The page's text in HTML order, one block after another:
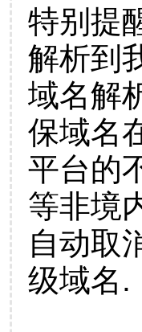
特别提
解析到
域名解
保域名
平台的
等非境
自动取
级域名.